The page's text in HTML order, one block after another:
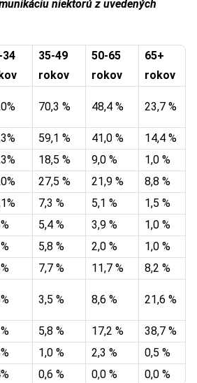
niektorú z uvedených
34
35-49
rokov
50-65
rokov
65+
rokov
70,3 % 48,4 % 23,7 %
59,1 % 41,0 %
14,4 %
18,5 % 9,0 %
1,0 %
27,5 % 21,9 %
8,8 %
7,3 % 5,1 %
1,5 %
5,4 % 3,9 %
1,0 %
5,8 % 2,0 %
1,0 %
7,7 % 11,7 %
8,2 %
3,5 % 8,6 % 21,6 %
5,8 % 17,2 %
38,7 %
1,0 % 2,3 %
0,5 %
0,6 % 0,0 % 0,0 %